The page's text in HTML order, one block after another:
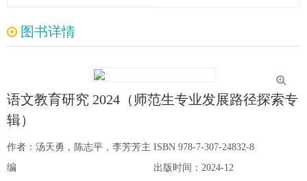
图书详情
语文教育研究 2024（师范生专业发展路径探索专
辑）
作者：汤天勇，陈志平，李芳芳主
编
ISBN 978-7-307-24832-8
出版时间：2024-12